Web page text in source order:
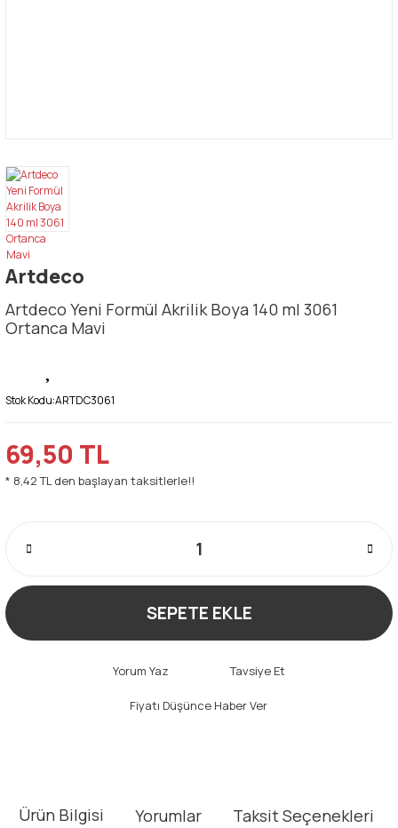
Artdeco
Artdeco Yeni Formül Akrilik Boya 140 ml 3061
Ortanca Mavi
Stok Kodu:ARTDC3061
69,50 TL
* 8,42 TL den başlayan taksitlerle!!
SEPETE EKLE
Yorum Yaz Tavsiye Et
Fiyatı Düşünce Haber Ver
Ürün Bilgisi Yorumlar Taksit Seçenekleri